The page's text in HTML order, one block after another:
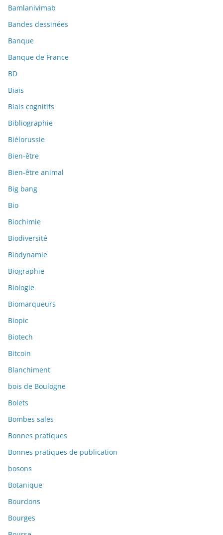
Bamlanivimab
Bandes dessinées
Banque
Banque de France
BD
Biais
Biais cognitifs
Bibliographie
Biélorussie
Bien-être
Bien-être animal
Big bang
Bio
Biochimie
Biodiversité
Biodynamie
Biographie
Biologie
Biomarqueurs
Biopic
Biotech
Bitcoin
Blanchiment
bois de Boulogne
Bolets
Bombes sales
Bonnes pratiques
Bonnes pratiques de publication
bosons
Botanique
Bourdons
Bourges